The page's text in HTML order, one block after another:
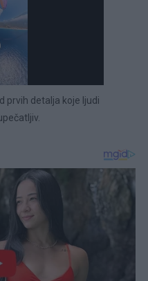
prvih detalja koje ljudi